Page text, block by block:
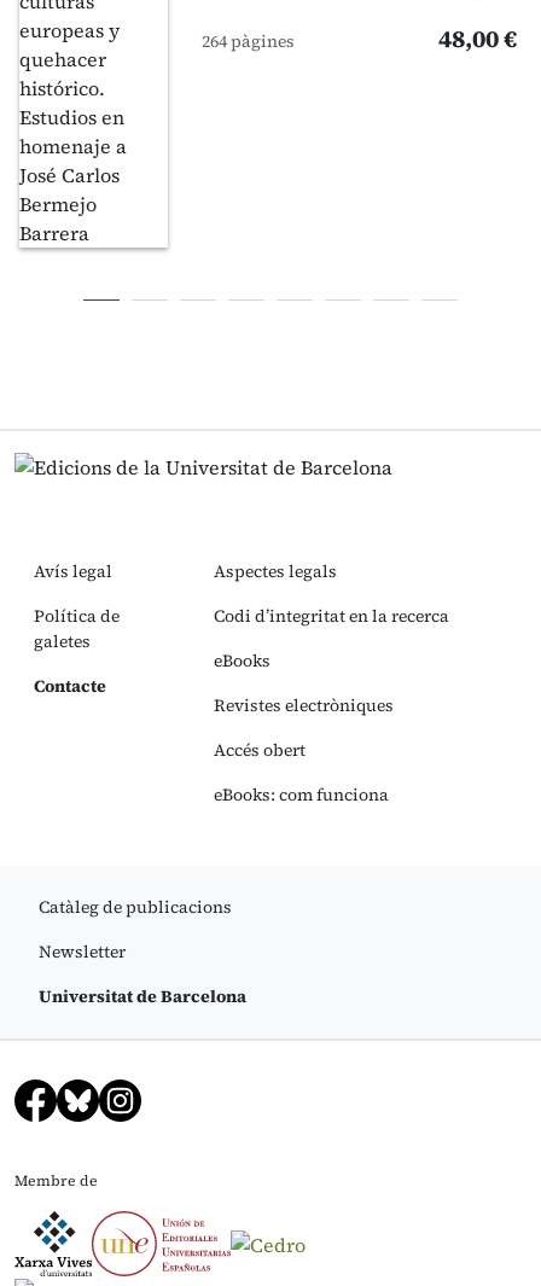
264 pàgines 48,00 €
Avís legal
Política de
galetes
Contacte
Aspectes legals
Codi d’integritat en la recerca
eBooks
Revistes electròniques
Accés obert
eBooks: com funciona
Catàleg de publicacions
Newsletter
Universitat de Barcelona
Membre de